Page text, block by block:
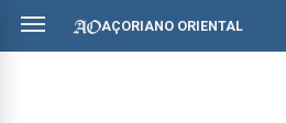
AÇORIANO ORIENTAL